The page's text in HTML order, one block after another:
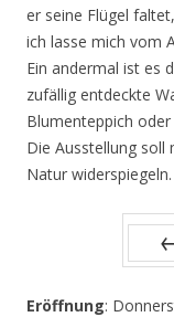
er seine Flügel
ich lasse mich vom
Ein andermal ist es
zufällig entdeckte
Blumenteppich
Die Ausstellung soll
Natur widerspiegeln.
Eröffnung: